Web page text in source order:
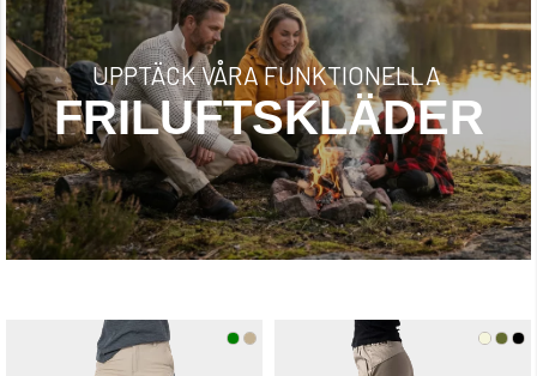
UPPTÄCK VÅRA FUNKTIONELLA
FRILUFTSKLÄDER